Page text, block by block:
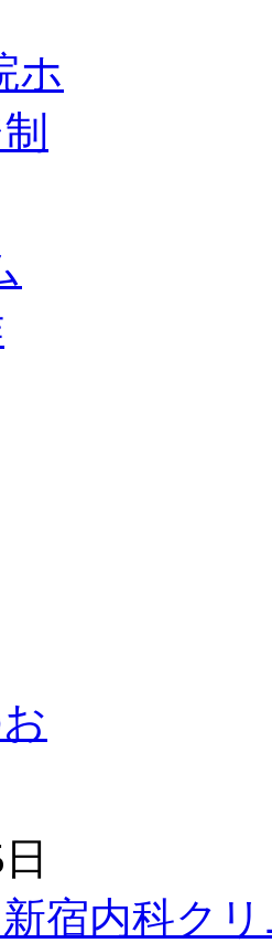
宿内科クリ